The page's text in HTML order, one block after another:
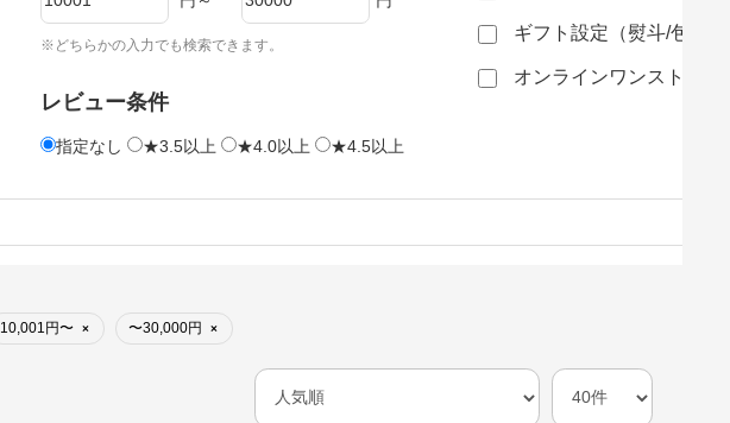
※どちらかの入力でも検索できます。
レビュー条件
指定なし ★3.5以上 ★4.0以上 ★4.5以上
ギフト設定（熨斗/包装
オンラインワンストップ
10,001円〜 × 〜30,000円 ×